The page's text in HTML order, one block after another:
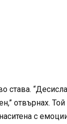
става.
отвърнах.
с